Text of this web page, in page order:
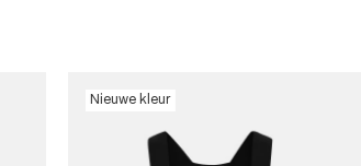
Nieuwe kleur